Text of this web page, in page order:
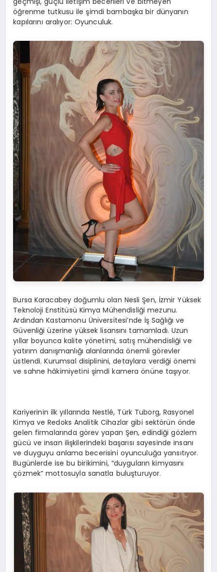
öğrenme tutkusu ile şimdi bambaşka bir dünyanın
kapılarını aralıyor: Oyunculuk.
Bursa Karacabey doğumlu olan Nesli Şen, İzmir Yüksek
Teknoloji Enstitüsü Kimya Mühendisliği mezunu.
Ardından Kastamonu Üniversitesi’nde İş Sağlığı ve
Güvenliği üzerine yüksek lisansını tamamladı. Uzun
yıllar boyunca kalite yönetimi, satış mühendisliği ve
yatırım danışmanlığı alanlarında önemli görevler
üstlendi. Kurumsal disiplinini, detaylara verdiği önemi
ve sahne hâkimiyetini şimdi kamera önüne taşıyor.
Kariyerinin ilk yıllarında Nestlé, Türk Tuborg, Rasyonel
Kimya ve Redoks Analitik Cihazlar gibi sektörün önde
gelen firmalarında görev yapan Şen, edindiği gözlem
gücü ve insan ilişkilerindeki başarısı sayesinde insanı
ve duyguyu anlama becerisini oyunculuğa yansıtıyor.
Bugünlerde ise bu birikimini, “duyguların kimyasını
çözmek” mottosuyla sanatla buluşturuyor.